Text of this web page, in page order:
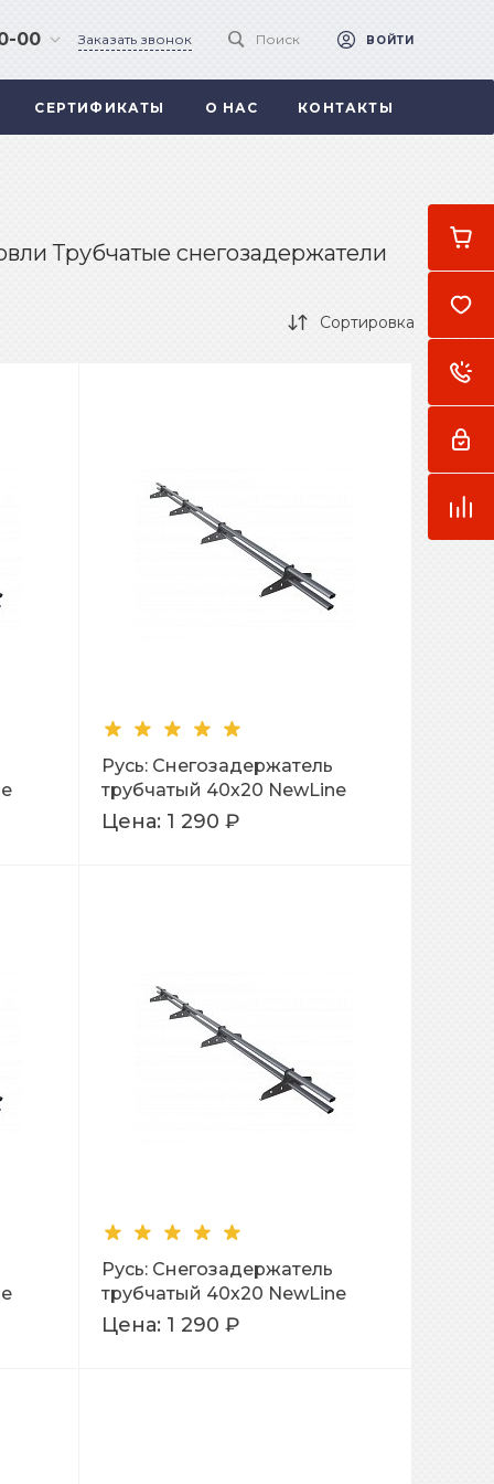
00 Заказать звонок Поиск ВОЙТИ
СЕРТИФИКАТЫ О НАС КОНТАКТЫ
Трубчатые снегозадержатели
Сортировка
Русь: Снегозадержатель
трубчатый 40х20 NewLine
L=3м Ral 7024
Цена: 1 290 ₽
Русь: Снегозадержатель
трубчатый 40х20 NewLine
L=3м Ral 7004
Цена: 1 290 ₽